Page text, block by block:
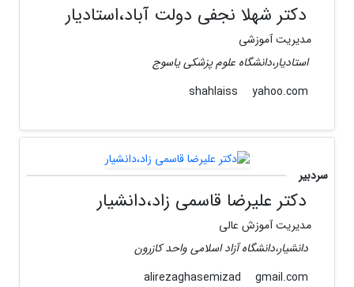
دکتر شهلا نجفی دولت آباد،استادیار
مدیریت آموزشی
استادیار،دانشگاه علوم پزشکی یاسوج
yahoo.com
سردبیر
دکتر علیرضا قاسمی زاد،دانشیار
مدیریت آموزش عالی
دانشیار،دانشگاه آزاد اسلامی واحد کازرون
gmail.com